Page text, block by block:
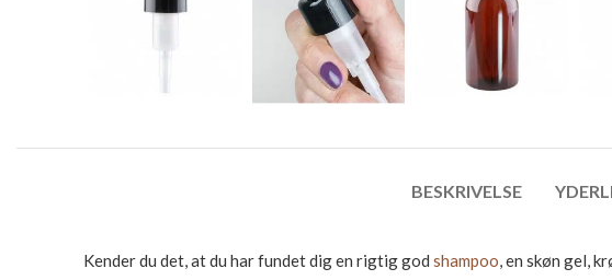
BESKRIVELSE
Kender du det, at du har fundet dig en rigtig god shampoo, en skøn gel,